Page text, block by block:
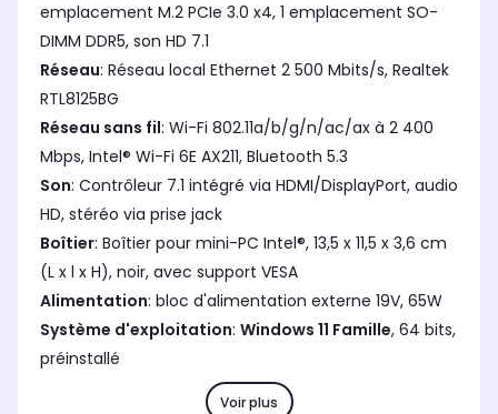
emplacement M.2 PCIe 3.0 x4, 1 emplacement SO-
DIMM DDR5, son HD 7.1
Réseau: Réseau local Ethernet 2 500 Mbits/s, Realtek
RTL8125BG
Réseau sans fil: Wi-Fi 802.11a/b/g/n/ac/ax à 2 400
Mbps, Intel® Wi-Fi 6E AX211, Bluetooth 5.3
Son: Contrôleur 7.1 intégré via HDMI/DisplayPort, audio
HD, stéréo via prise jack
Boîtier: Boîtier pour mini-PC Intel®, 13,5 x 11,5 x 3,6 cm
(L x l x H), noir, avec support VESA
Alimentation: bloc d'alimentation externe 19V, 65W
Système d'exploitation: Windows 11 Famille, 64 bits,
préinstallé
Voir plus